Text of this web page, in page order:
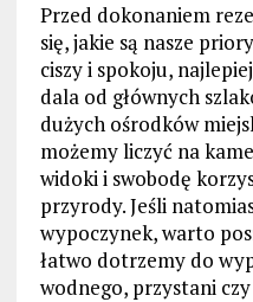
Przed dokonaniem
się, jakie są nasze
ciszy i spokoju,
dala od głównych
dużych ośrodków
możemy liczyć na
widoki i swobodę
przyrody. Jeśli
wypoczynek, warto
łatwo dotrzemy do
wodnego, przystani